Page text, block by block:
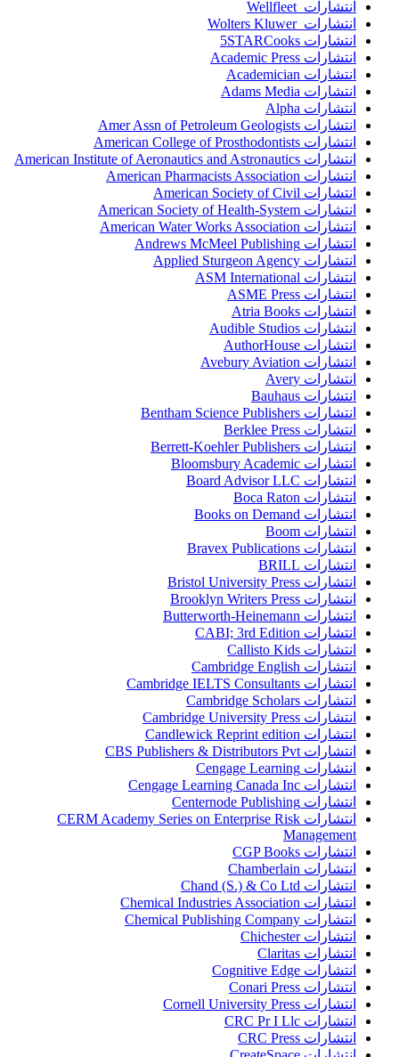
انتشارات Wellfleet
انتشارات Wolters Kluwer
انتشارات 5STARCooks
انتشارات Academic Press
انتشارات Academician
انتشارات Adams Media
انتشارات Alpha
انتشارات Amer Assn of Petroleum Geologists
انتشارات American College of Prosthodontists
انتشارات American Institute of Aeronautics and Astronautics
انتشارات American Pharmacists Association
انتشارات American Society of Civil
انتشارات American Society of Health-System
انتشارات American Water Works Association
انتشارات Andrews McMeel Publishing
انتشارات Applied Sturgeon Agency
انتشارات ASM International
انتشارات ASME Press
انتشارات Atria Books
انتشارات Audible Studios
انتشارات AuthorHouse
انتشارات Avebury Aviation
انتشارات Avery
انتشارات Bauhaus
انتشارات Bentham Science Publishers
انتشارات Berklee Press
انتشارات Berrett-Koehler Publishers
انتشارات Bloomsbury Academic
انتشارات Board Advisor LLC
انتشارات Boca Raton
انتشارات Books on Demand
انتشارات Boom
انتشارات Bravex Publications
انتشارات BRILL
انتشارات Bristol University Press
انتشارات Brooklyn Writers Press
انتشارات Butterworth-Heinemann
انتشارات CABI; 3rd Edition
انتشارات Callisto Kids
انتشارات Cambridge English
انتشارات Cambridge IELTS Consultants
انتشارات Cambridge Scholars
انتشارات Cambridge University Press
انتشارات Candlewick Reprint edition
انتشارات CBS Publishers & Distributors Pvt
انتشارات Cengage Learning
انتشارات Cengage Learning Canada Inc
انتشارات Centernode Publishing
انتشارات CERM Academy Series on Enterprise Risk
Management
انتشارات CGP Books
انتشارات Chamberlain
انتشارات Chand (S.) & Co Ltd
انتشارات Chemical Industries Association
انتشارات Chemical Publishing Company
انتشارات Chichester
انتشارات Claritas
انتشارات Cognitive Edge
انتشارات Conari Press
انتشارات Cornell University Press
انتشارات CRC Pr I Llc
انتشارات CRC Press